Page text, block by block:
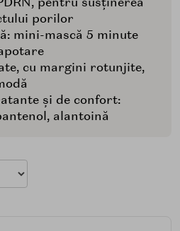
porilor
mini-mască 5 minute
cu margini rotunjite,
și de confort:
alantoină